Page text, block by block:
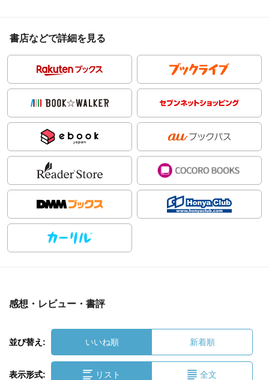
書店などで詳細を見る
感想・レビュー・書評
並び替え: いいね順 新着順
表示形式: リスト 全文